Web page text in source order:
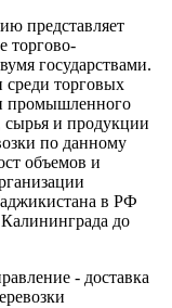
представляет
торгово-
государствами.
торговых
промышленного
сырья и продукции
по данному
объемов и
в РФ
до
- доставка